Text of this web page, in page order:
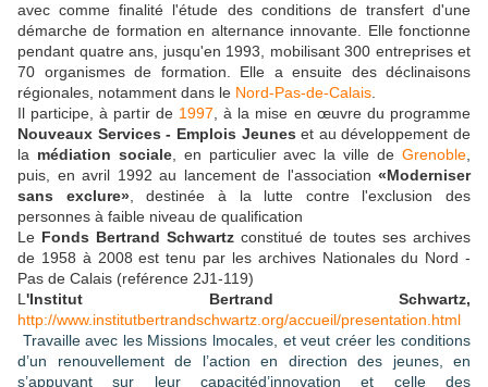
avec comme finalité l'étude des conditions de transfert d'une
démarche de formation en alternance innovante. Elle fonctionne
pendant quatre ans, jusqu'en 1993, mobilisant 300 entreprises et
70 organismes de formation. Elle a ensuite des déclinaisons
régionales, notamment dans le Nord-Pas-de-Calais.
Il participe, à partir de 1997, à la mise en œuvre du programme
Nouveaux Services - Emplois Jeuneset au développement de
la médiation sociale, en particulier avec la ville deGrenoble,
puis, en avril 1992 au lancement de l'association «Moderniser
sans exclure», destinée à la lutte contre l'exclusion des
personnes à faible niveau de qualification
Le Fonds Bertrand Schwartz constitué de toutes ses archives
de 1958 à 2008 est tenu par les archives Nationales du Nord -
Pas de Calais (reférence 2J1-119)
L'Institut Bertrand Schwartz,
http://www.institutbertrandschwartz.org/accueil/presentation.html​
Travaille avec les Missions lmocales, et veut créer les conditions
d’un renouvellement de l’action en direction des jeunes, en
s’appuyant sur leur capacitéd’innovation et celle des